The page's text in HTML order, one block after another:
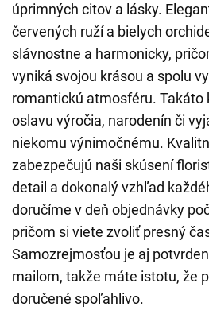
úprimných citov a lásky.
červených ruží a bielych
slávnostne a harmonicky,
vyniká svojou krásou a spolu
romantickú atmosféru. Takáto
oslavu výročia, narodenín či
niekomu výnimočnému.
zabezpečujú naši skúsení
detail a dokonalý vzhľad
doručíme v deň objednávky
pričom si viete zvoliť presný
Samozrejmosťou je aj
mailom, takže máte istotu, že
doručené spoľahlivo.